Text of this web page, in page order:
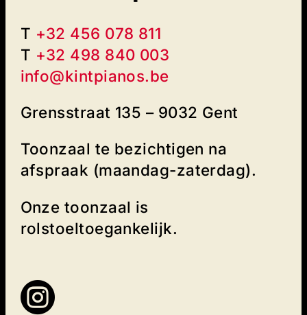
T +32 456 078 811
T +32 498 840 003‬
info@kintpianos.be
Grensstraat 135 – 9032 Gent
Toonzaal te bezichtigen na
afspraak (maandag-zaterdag).
Onze toonzaal is
rolstoeltoegankelijk.
